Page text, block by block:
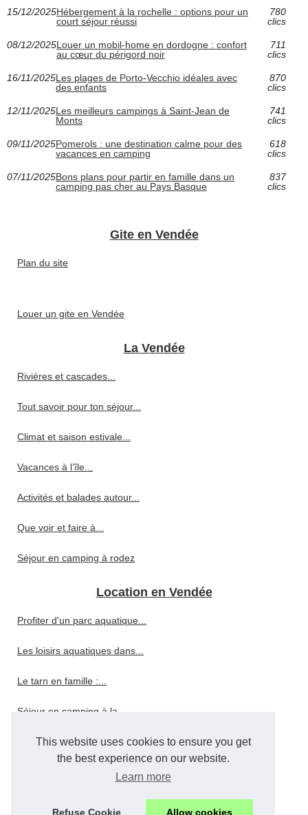
This website uses cookies to ensure you get
the best experience on our website.
Learn more
Refuse Cookie Allow cookies
15/12/2025Hébergement à la rochelle : options pour un
court séjour réussi
780
clics
08/12/2025Louer un mobil-home en dordogne : confort
au cœur du périgord noir
711
clics
16/11/2025Les plages de Porto-Vecchio idéales avec
des enfants
870
clics
12/11/2025Les meilleurs campings à Saint-Jean de
Monts
741
clics
09/11/2025Pomerols : une destination calme pour des
vacances en camping
618
clics
07/11/2025Bons plans pour partir en famille dans un
camping pas cher au Pays Basque
837
clics
Gite en Vendée
Plan du site
Louer un gite en Vendée
La Vendée
Rivières et cascades...
Tout savoir pour ton séjour...
Climat et saison estivale...
Vacances à l’île...
Activités et balades autour...
Que voir et faire à...
Séjour en camping à rodez
Location en Vendée
Profiter d'un parc aquatique...
Les loisirs aquatiques dans...
Le tarn en famille :...
Séjour en camping à la...
Hébergement à la rochelle :...
Louer un mobil-home en...
Les plages de Porto-Vecchio...